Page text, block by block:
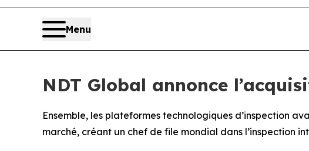
Menu
NDT Global annonce
Ensemble, les plateformes technologiques d’inspection
marché, créant un chef de file mondial dans l’inspection